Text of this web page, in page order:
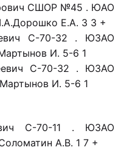
СШОР №45 . ЮАО
Е.А. 3 3 +
С-70-32 . ЮЗАО
И. 5-6 1
С-70-32 . ЮЗАО
И. 5-6 1
С-70-11 . ЮЗАО
А.В. 1 7 +